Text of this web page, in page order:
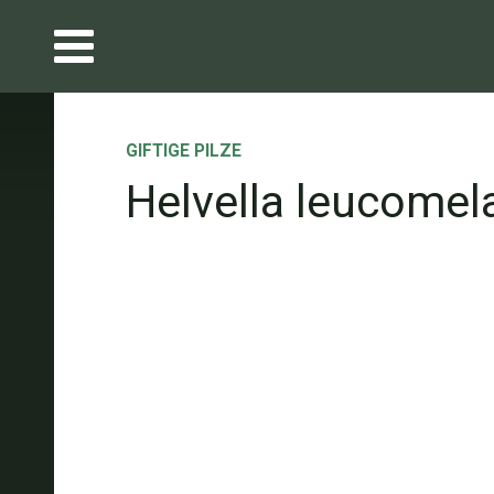
GIFTIGE PILZE
Helvella